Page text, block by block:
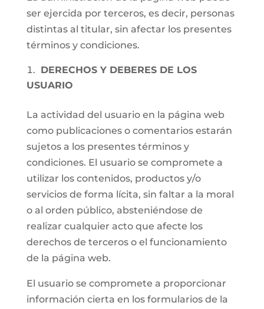
ser ejercida por terceros, es decir, personas
distintas al titular, sin afectar los presentes
términos y condiciones.
DERECHOS Y DEBERES DE LOS
USUARIO
La actividad del usuario en la página web
como publicaciones o comentarios estarán
sujetos a los presentes términos y
condiciones. El usuario se compromete a
utilizar los contenidos, productos y/o
servicios de forma lícita, sin faltar a la moral
o al orden público, absteniéndose de
realizar cualquier acto que afecte los
derechos de terceros o el funcionamiento
de la página web.
El usuario se compromete a proporcionar
información cierta en los formularios de la